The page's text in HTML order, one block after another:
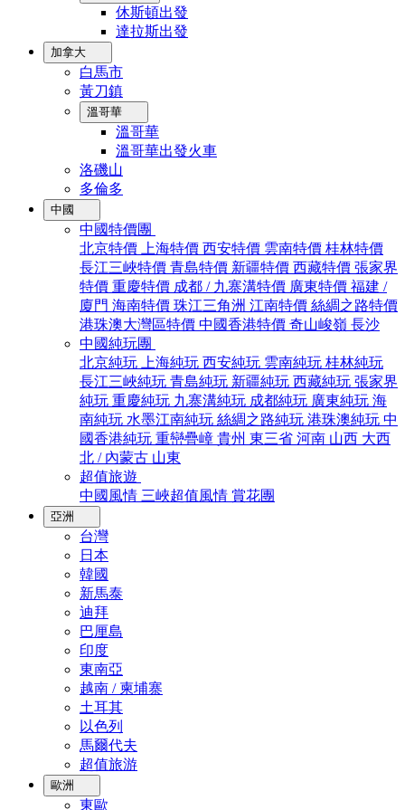
休斯頓出發
達拉斯出發
加拿大
白馬市
黃刀鎮
溫哥華
溫哥華
溫哥華出發火車
洛磯山
多倫多
中國
中國特價團
北京特價
上海特價 西安特價 雲南特價 桂林特價
長江三峽特價 青島特價 新疆特價 西藏特價 張家界
特價 重慶特價 成都 / 九寨溝特價 廣東特價 福建 /
廈門 海南特價 珠江三角洲 江南特價 絲綢之路特價
港珠澳大灣區特價 中國香港特價 奇山峻嶺 長沙
中國純玩團
北京純玩
上海純玩 西安純玩 雲南純玩 桂林純玩
長江三峽純玩 青島純玩 新疆純玩 西藏純玩 張家界
純玩 重慶純玩 九寨溝純玩 成都純玩 廣東純玩 海
南純玩 水墨江南純玩 絲綢之路純玩 港珠澳純玩 中
國香港純玩 重巒疊嶂 貴州 東三省 河南 山西 大西
北 / 內蒙古 山東
超值旅遊
中國風情 三峽超值風情 賞花團
亞洲
台灣
日本
韓國
新馬泰
迪拜
巴厘島
印度
東南亞
越南 / 柬埔寨
土耳其
以色列
馬爾代夫
超值旅游
歐洲
東歐